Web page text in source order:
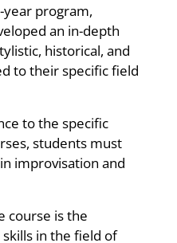
program,
an in-depth
historical, and
to their specific field
to the specific
students must
improvisation and
course is the
in the field of